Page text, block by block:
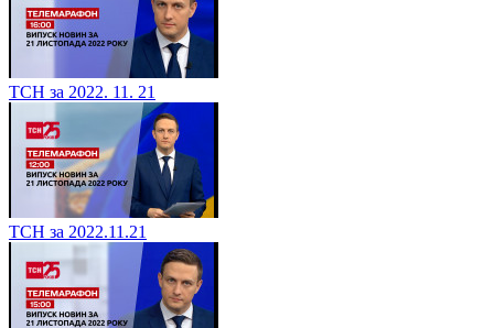
ТСН за 2022. 11. 21
ТСН за 2022.11.21